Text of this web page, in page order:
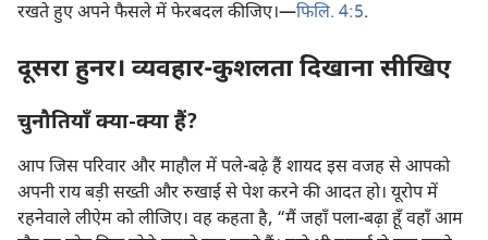
रखते हुए अपने फैसले में फेरबदल कीजिए।—फिलि. 4:5.
दूसरा हुनर। व्यवहार-कुशलता दिखाना सीखिए
चुनौतियाँ क्या-क्या हैं?
आप जिस परिवार और माहौल में पले-बढ़े हैं शायद इस वजह से आपको
अपनी राय बड़ी सख्ती और रुखाई से पेश करने की आदत हो। यूरोप में
रहनेवाले लीऐम को लीजिए। वह कहता है, “मैं जहाँ पला-बढ़ा हूँ वहाँ आम